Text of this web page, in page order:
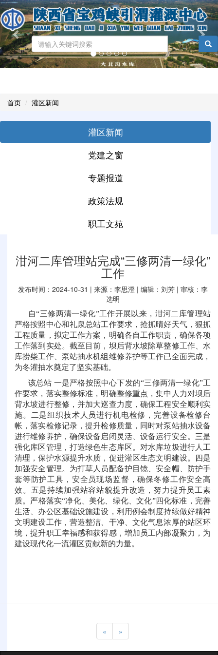
Previous
首页
灌区新闻
灌区新闻
党建之窗
专题报道
政策法规
职工文苑
泔河二库管理站完成“三修两清一绿化”
工作
发布时间：2024-10-31 | 来源：李思澄 | 编辑：刘芳 | 审核：李
选明
自“三修两清一绿化”工作开展以来，泔河二库管理站
严格按照中心和礼泉总站工作要求，抢抓晴好天气，狠抓
工程质量，拟定工作方案，明确各自工作职责，确保各项
工作落到实处。截至目前，坝后背水坡除草整修工作、水
库捞柴工作、泵站抽水机组维修养护等工作已全面完成，
为冬灌抽水奠定了坚实基础。
该总站 一是严格按照中心下发的“三修两清一绿化”工
作要求，落实整修标准，明确整修重点，集中人力对坝后
背水坡进行整修，并加大巡查力度，确保工程安全顺利实
施。二是组织技术人员进行机电检修，完善设备检修台
帐，落实检修记录，提升检修质量，同时对泵站抽水设备
进行维修养护，确保设备启闭灵活、设备运行安全。三是
强化库区管理，打造绿色生态库区。对水库垃圾进行人工
清理，保护水源提升水质，促进灌区生态文明建设。四是
加强安全管理。为打草人员配备护目镜、安全帽、防护手
套等防护工具，安全员现场监督，确保冬修工作安全高
效。五是持续加强站容站貌提升改造，努力提升员工素
质。严格落实“净化、美化、绿化、文化”四化标准，完善
生活、办公区基础设施建设，利用例会制度持续做好精神
文明建设工作，营造整洁、干净、文化气息浓厚的站区环
境，提升职工幸福感和获得感，增加员工内部凝聚力，为
建设现代化一流灌区贡献新的力量。
« »